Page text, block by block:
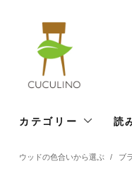
カテゴリー 読
ウッドの色合いから選ぶ / ブ